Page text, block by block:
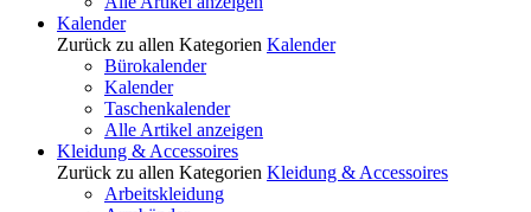
Kalender
Zurück zu allen Kategorien Kalender
Bürokalender
Kalender
Taschenkalender
Alle Artikel anzeigen
Kleidung & Accessoires
Zurück zu allen Kategorien Kleidung & Accessoires
Arbeitskleidung